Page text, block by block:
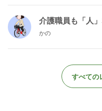
介護職員も「人
かの
すべての